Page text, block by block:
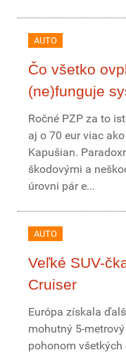
AUTO
Čo všetko
(ne)funguje
Ročné PZP za to
aj o 70 eur viac
Kapušian.
škodovými a
úrovni pár e...
AUTO
Veľké SUV-
Cruiser
Európa získala
mohutný 5-
pohonom všetkých